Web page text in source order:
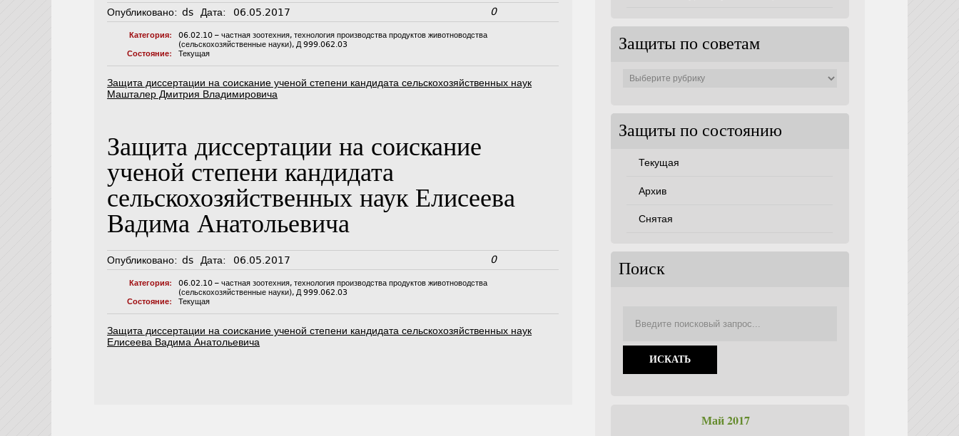
Опубликовано: ds Дата: 06.05.2017 0
Категория:
06.02.10 – частная зоотехния, технология производства продуктов животноводства
(сельскохозяйственные науки),Д 999.062.03
Состояние:
Текущая
Защита диссертации на соискание ученой степени кандидата сельскохозяйственных наук
Машталер Дмитрия Владимировича
Защита диссертации на соискание
ученой степени кандидата
сельскохозяйственных наук Елисеева
Вадима Анатольевича
Опубликовано: ds Дата: 06.05.2017 0
Категория:
06.02.10 – частная зоотехния, технология производства продуктов животноводства
(сельскохозяйственные науки),Д 999.062.03
Состояние:
Текущая
Защита диссертации на соискание ученой степени кандидата сельскохозяйственных наук
Елисеева Вадима Анатольевича
Защиты по советам
Защиты по состоянию
Текущая
Архив
Снятая
Поиск
Май 2017